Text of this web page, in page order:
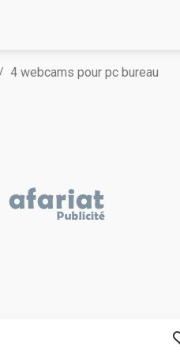
4 webcams pour pc bureau